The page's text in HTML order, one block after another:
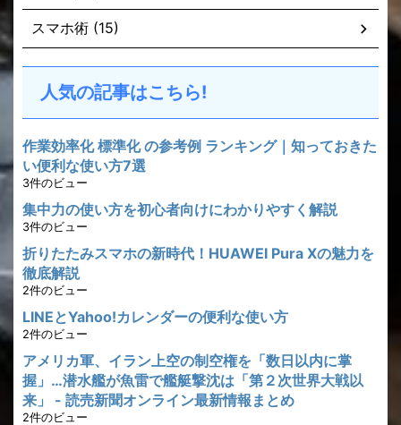
スマホ術 (15)
人気の記事はこちら!
作業効率化 標準化 の参考例 ランキング｜知っておきた
い便利な使い方7選
3件のビュー
集中力の使い方を初心者向けにわかりやすく解説
3件のビュー
折りたたみスマホの新時代！HUAWEI Pura Xの魅力を
徹底解説
2件のビュー
LINEとYahoo!カレンダーの便利な使い方
2件のビュー
アメリカ軍、イラン上空の制空権を「数日以内に掌
握」…潜水艦が魚雷で艦艇撃沈は「第２次世界大戦以
来」 - 読売新聞オンライン最新情報まとめ
2件のビュー